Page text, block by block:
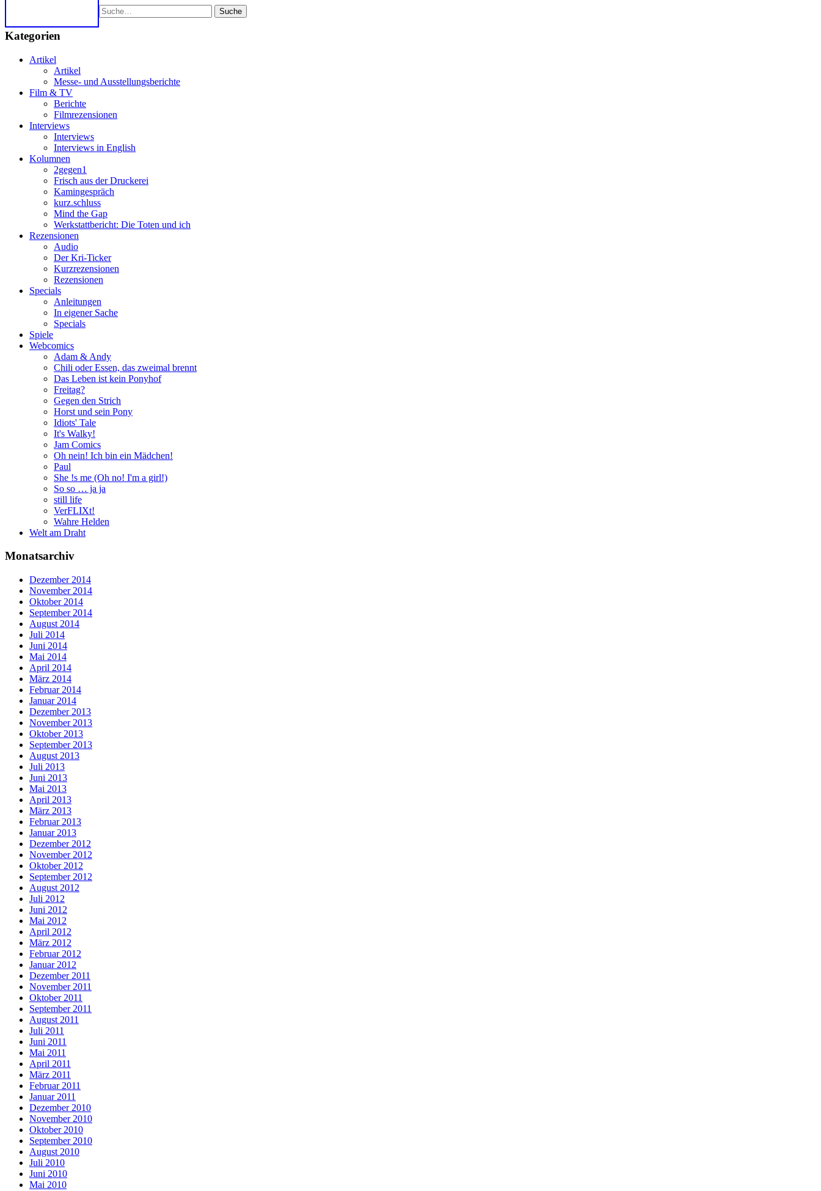
Suche
Kategorien
Artikel
Artikel
Messe- und Ausstellungsberichte
Film & TV
Berichte
Filmrezensionen
Interviews
Interviews
Interviews in English
Kolumnen
2gegen1
Frisch aus der Druckerei
Kamingespräch
kurz.schluss
Mind the Gap
Werkstattbericht: Die Toten und ich
Rezensionen
Audio
Der Kri-Ticker
Kurzrezensionen
Rezensionen
Specials
Anleitungen
In eigener Sache
Specials
Spiele
Webcomics
Adam & Andy
Chili oder Essen, das zweimal brennt
Das Leben ist kein Ponyhof
Freitag?
Gegen den Strich
Horst und sein Pony
Idiots' Tale
It's Walky!
Jam Comics
Oh nein! Ich bin ein Mädchen!
Paul
She !s me (Oh no! I'm a girl!)
So so … ja ja
still life
VerFLIXt!
Wahre Helden
Welt am Draht
Monatsarchiv
Dezember 2014
November 2014
Oktober 2014
September 2014
August 2014
Juli 2014
Juni 2014
Mai 2014
April 2014
März 2014
Februar 2014
Januar 2014
Dezember 2013
November 2013
Oktober 2013
September 2013
August 2013
Juli 2013
Juni 2013
Mai 2013
April 2013
März 2013
Februar 2013
Januar 2013
Dezember 2012
November 2012
Oktober 2012
September 2012
August 2012
Juli 2012
Juni 2012
Mai 2012
April 2012
März 2012
Februar 2012
Januar 2012
Dezember 2011
November 2011
Oktober 2011
September 2011
August 2011
Juli 2011
Juni 2011
Mai 2011
April 2011
März 2011
Februar 2011
Januar 2011
Dezember 2010
November 2010
Oktober 2010
September 2010
August 2010
Juli 2010
Juni 2010
Mai 2010